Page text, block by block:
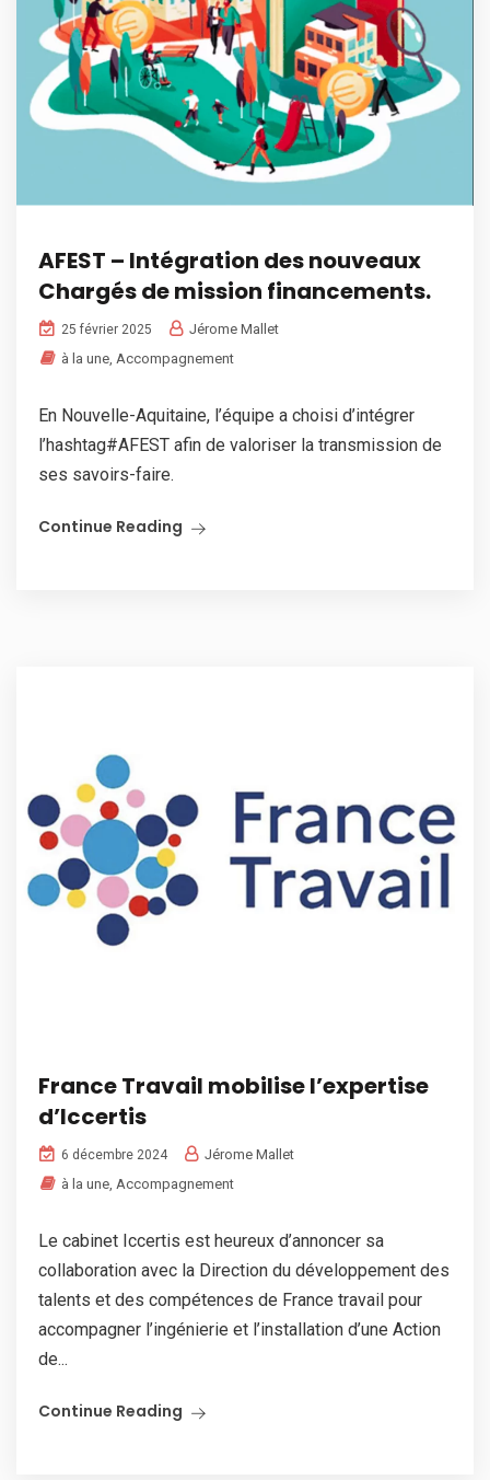
AFEST – Intégration des nouveaux
Chargés de mission financements.
25 février 2025
Jérome Mallet
à la une Accompagnement
En Nouvelle-Aquitaine, l’équipe a choisi d’intégrer
l’hashtag#AFEST afin de valoriser la transmission de
ses savoirs-faire.
Continue Reading
France Travail mobilise l’expertise
d’Iccertis
6 décembre 2024
Jérome Mallet
à la une, Accompagnement
Le cabinet Iccertis est heureux d’annoncer sa
collaboration avec la Direction du développement des
talents et des compétences de France travail pour
accompagner l’ingénierie et l’installation d’une Action
de...
Continue Reading